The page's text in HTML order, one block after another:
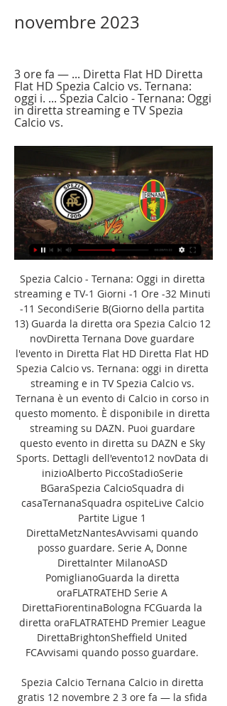
novembre 2023
3 ore fa — ... Diretta Flat HD Diretta
Flat HD Spezia Calcio vs. Ternana:
oggi i. ... Spezia Calcio - Ternana: Oggi
in diretta streaming e TV Spezia
Calcio vs.
Spezia Calcio - Ternana: Oggi in diretta
streaming e TV-1 Giorni -1 Ore -32 Minuti
-11 SecondiSerie B(Giorno della partita
13) Guarda la diretta ora Spezia Calcio 12
novDiretta Ternana Dove guardare
l'evento in Diretta Flat HD Diretta Flat HD
Spezia Calcio vs. Ternana: oggi in diretta
streaming e in TV Spezia Calcio vs.
Ternana è un evento di Calcio in corso in
questo momento. È disponibile in diretta
streaming su DAZN. Puoi guardare
questo evento in diretta su DAZN e Sky
Sports. Dettagli dell'evento12 novData di
inizioAlberto PiccoStadioSerie
BGaraSpezia CalcioSquadra di
casaTernanaSquadra ospiteLive Calcio
Partite Ligue 1
DirettaMetzNantesAvvisami quando
posso guardare. Serie A, Donne
DirettaInter MilanoASD
PomiglianoGuarda la diretta
oraFLATRATEHD Serie A
DirettaFiorentinaBologna FCGuarda la
diretta oraFLATRATEHD Premier League
DirettaBrightonSheffield United
FCAvvisami quando posso guardare.
Spezia Calcio Ternana Calcio in diretta
gratis 12 novembre 2 3 ore fa — la sfida